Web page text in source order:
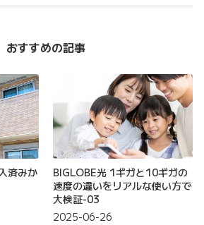
おすすめの記事
済みか
BIGLOBE光 1ギガと10ギガの
速度の違いをリアルな使い方で
大検証-03
2025-06-26